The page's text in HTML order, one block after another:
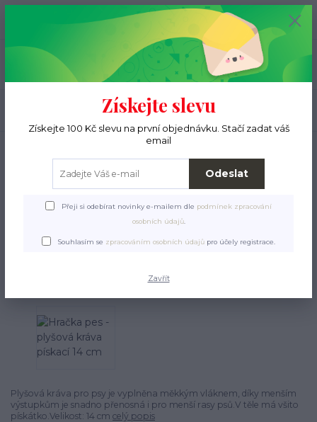
Menu
(Po-Pá, 9-15 hod.)
0 ks
0 Kč
Plyšáci a kožené hračky
kráva pískací 14 cm
Hračka pes - plyšová kráva
pískací 14 cm
Plyšová kráva pro psy je vyplněna měkkým vláknem, díky menším
výstupkům je snadno přenosná i pro menší rasy psů.V těle má všito
pískátko.Velikost: 14 cm celý popis
Získejte slevu
Získejte 100 Kč slevu na první objednávku. Stačí zadat váš
email
Odeslat
Přeji si odebírat novinky e-mailem dle podmínek zpracování
osobních údajů.
Souhlasím se zpracováním osobních údajů pro účely registrace.
Zavřít